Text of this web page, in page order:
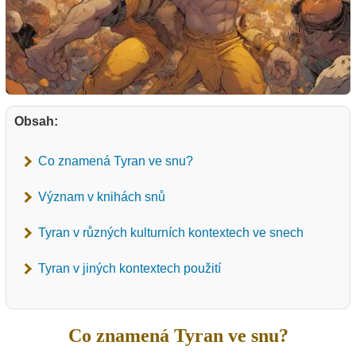
Obsah:
Co znamená Tyran ve snu?
Význam v knihách snů
Tyran v různých kulturních kontextech ve snech
Tyran v jiných kontextech použití
Co znamená Tyran ve snu?